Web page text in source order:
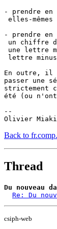
- prendre en
elles-
- prendre en
un chiffre
une lettre
lettre
En outre, il
passer une
strictement
été (ou
--
Olivier
Back to
Thread
Du nouveau
Re: Du
csiph-web